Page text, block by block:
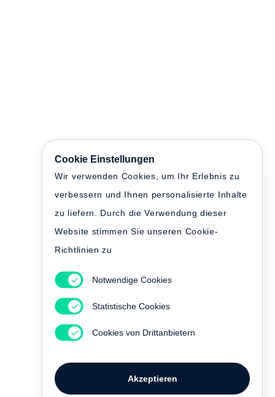
Cookie Einstellungen
Wir verwenden Cookies, um Ihr Erlebnis zu
verbessern und Ihnen personalisierte Inhalte
zu liefern. Durch die Verwendung dieser
Website stimmen Sie unseren Cookie-
Richtlinien zu
Notwendige Cookies
Statistische Cookies
Cookies von Drittanbietern
Akzeptieren